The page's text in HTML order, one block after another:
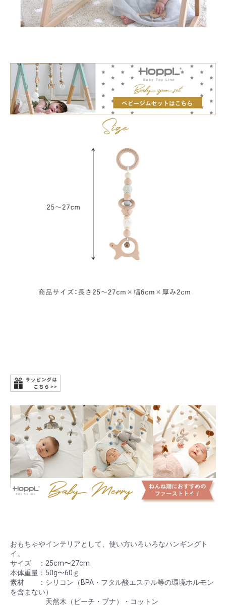
お買い物を続ける
カートへ進む
おもちゃやインテリアとして、使い方いろいろなハンギングト
イ。
サイズ ：25cm〜27cm
本体重量：50g〜60ｇ
素材 ：シリコン（BPA・フタル酸エステル等の環境ホルモン
を含まない）
天然木（ビーチ・ブナ）・コットン